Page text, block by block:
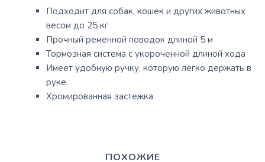
Подходит для собак, кошек и других животных
весом до 25 кг
Прочный ременной поводок длиной 5 м
Тормозная система с укороченной длиной хода
Имеет удобную ручку, которую легко держать в
руке
Хромированная застежка
ПОХОЖИЕ